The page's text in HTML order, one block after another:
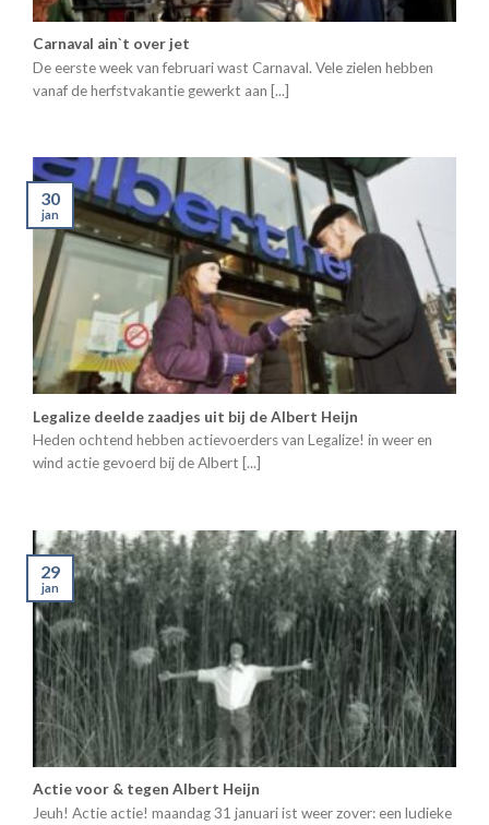
Carnaval ain`t over jet
De eerste week van februari wast Carnaval. Vele zielen hebben
vanaf de herfstvakantie gewerkt aan [...]
Legalize deelde zaadjes uit bij de Albert Heijn
Heden ochtend hebben actievoerders van Legalize! in weer en
wind actie gevoerd bij de Albert [...]
30
jan
Actie voor & tegen Albert Heijn
Jeuh! Actie actie! maandag 31 januari ist weer zover: een ludieke
29
jan